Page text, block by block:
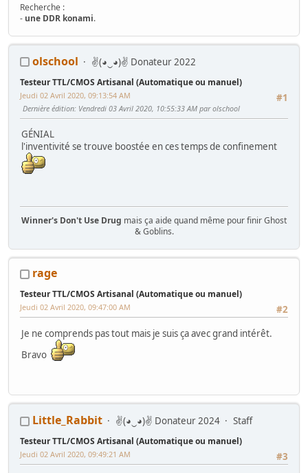
Recherche :
- une DDR konami.
Arcade:Ma première borne JAMMA from scratch
Noel 2014 (Wip Humanitaire)
Flippers:Gottlieb Magnotron
Gottlieb Genesis,Data East Time Machine, Recel Lady Luck (Feu)
Jackpot: Bally Golden Continental
Hors Arcade
(Donkey Kong Key Box)
Testeur TTL/CMOS Artisanal
MPU Data East
olschool ✌(◕‿◕)✌ Donateur 2022
Testeur TTL/CMOS Artisanal (Automatique ou manuel)
#1
Jeudi 02 Avril 2020, 09:13:54 AM
Dernière édition: Vendredi 03 Avril 2020, 10:55:33 AM par olschool
GÉNIAL
l'inventivité se trouve boostée en ces temps de confinement
Winner's Don't Use Drug mais ça aide quand même pour finir Ghost
& Goblins.
www.lejrs.com www.privategameroom.fr
Citation de: ducatman1098 le Lundi 05 Novembre 2018,
22:45:37 PM
En rentrant le camion au garage, je me suis aperçu
que j avais récupérer une after burner
rage
Testeur TTL/CMOS Artisanal (Automatique ou manuel)
#2
Jeudi 02 Avril 2020, 09:47:00 AM
Je ne comprends pas tout mais je suis ça avec grand intérêt.
Bravo
Little_Rabbit ✌(◕‿◕)✌ Donateur 2024 Staff
Testeur TTL/CMOS Artisanal (Automatique ou manuel)
#3
Jeudi 02 Avril 2020, 09:49:21 AM